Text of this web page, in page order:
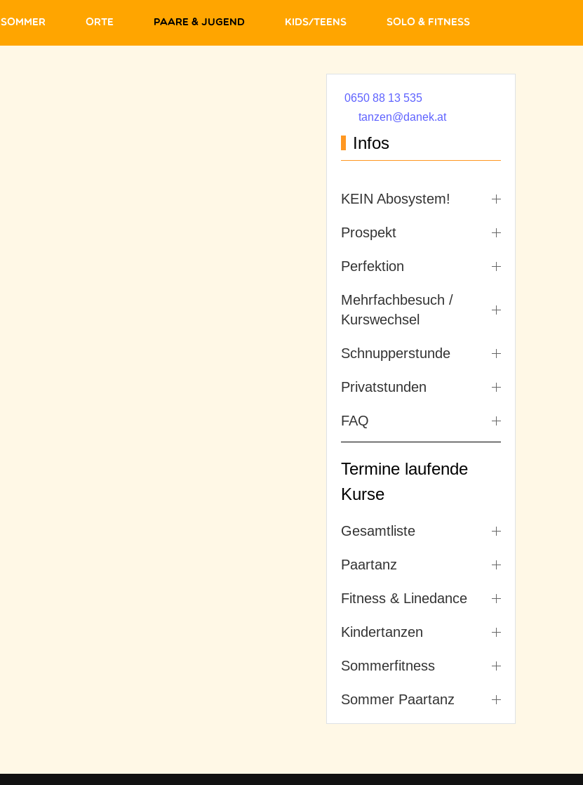
Sommer Orte Paare & Jugend Kids/Teens Solo & Fitness
0650 88 13 535
tanzen@danek.at
Infos
KEIN Abosystem!
Prospekt
Perfektion
Mehrfachbesuch /
Kurswechsel
Schnupperstunde
Privatstunden
FAQ
Termine laufende
Kurse
Gesamtliste
Paartanz
Fitness & Linedance
Kindertanzen
Sommerfitness
Sommer Paartanz